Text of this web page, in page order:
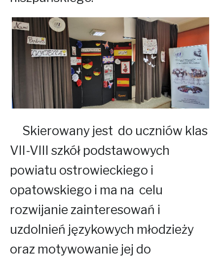
Skierowany jest do uczniów klas
VII-VIII szkół podstawowych
powiatu ostrowieckiego i
opatowskiego i ma na celu
rozwijanie zainteresowań i
uzdolnień językowych młodzieży
oraz motywowanie jej do